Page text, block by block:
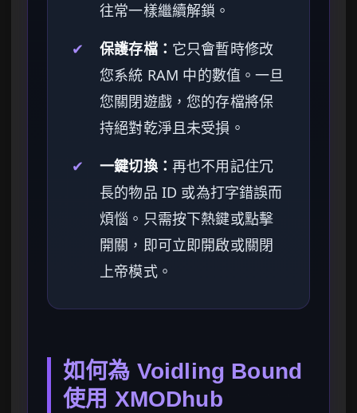
往常一樣繼續解鎖。
✔
保護存檔： 它只會暫時修改
您系統 RAM 中的數值。一旦
您關閉遊戲，您的存檔將保
持絕對乾淨且未受損。
✔
一鍵切換： 再也不用記住冗
長的物品 ID 或為打字錯誤而
煩惱。只需按下熱鍵或點擊
開關，即可立即開啟或關閉
上帝模式。
如何為 Voidling Bound
使用 XMODhub